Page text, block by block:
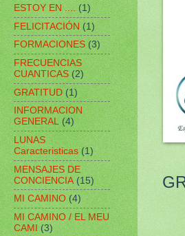
ESTOY EN .... (1)
FELICITACIÓN (1)
FORMACIONES (3)
FRECUENCIAS
CUANTICAS (2)
GRATITUD (1)
INFORMACION
GENERAL (4)
LUNAS
Caracteristicas (1)
MENSAJES DE
CONCIENCIA (15)
MI CAMINO (4)
MI CAMINO / EL MEU
CAMI (3)